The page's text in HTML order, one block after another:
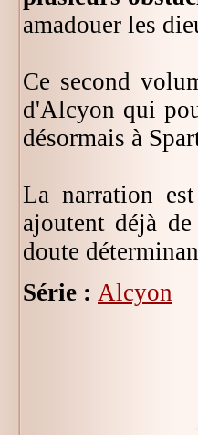
amadouer les
Ce second
d'Alcyon qui
désormais à
La narration
ajoutent déjà
doute
Série : Alcyon